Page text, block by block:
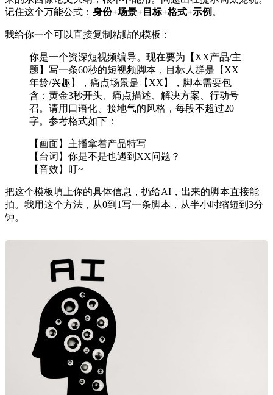
记住这个万能公式： 身份+场景+目标+格式+示例 。
我给你一个可以直接复制粘贴的模板：
你是一个资深短视频编导。现在要为【XX产品/主
题】写一条60秒的短视频脚本，目标人群是【XX
年龄/兴趣】，痛点场景是【XX】，脚本需要包
含：黄金3秒开头、痛点描述、解决方案、行动号
召。请用口语化、接地气的风格，每段不超过20
字。参考格式如下：
【画面】主播拿着产品特写
【台词】你是不是也遇到XX问题？
【音效】叮~
把这个模板填上你的具体信息，扔给AI，出来的脚本直接能
拍。我用这个方法，从0到1写一条脚本，从半小时缩短到3分
钟。